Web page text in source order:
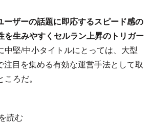
ーザーの話題に即応するスピード感の
を生みやすくセルラン上昇のトリガー
中堅/中小タイトルにとっては、大型
注目を集める有効な運営手法として取
ろだ。
読む